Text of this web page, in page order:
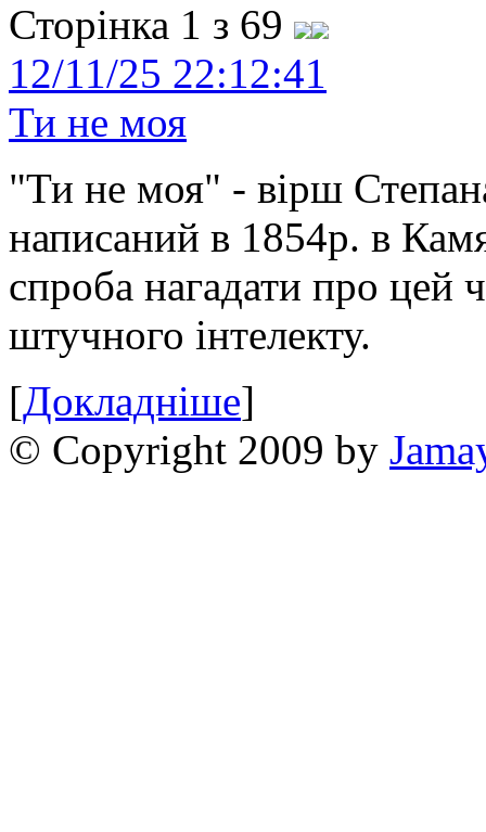
Сторінка 1 з 69
12/11/25 22:12:41
Ти не моя
"Ти не моя" - вірш
написаний в 1854р. в
спроба нагадати про цей
штучного інтелекту.
[Докладніше]
© Copyright 2009 by